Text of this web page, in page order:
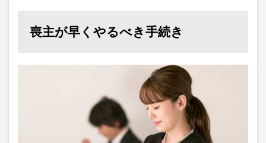
喪主が早くやるべき手続き